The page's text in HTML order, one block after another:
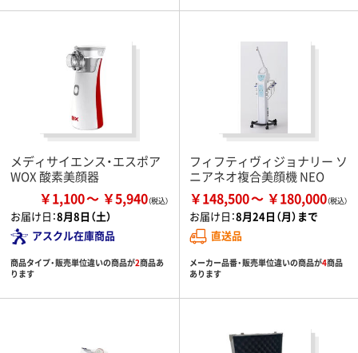
メディサイエンス・エスポア
WOX 酸素美顔器
￥1,100 ￥5,940
お届け日：8月8日（土）
アスクル在庫商品
商品タイプ・販売単位違いの商品が2商品あ
ります
フィフティヴィジョナリー ソ
ニアネオ複合美顔機 NEO
￥148,500 ￥180,000
お届け日：8月24日（月）まで
直送品
メーカー品番・販売単位違いの商品が4商品
あります